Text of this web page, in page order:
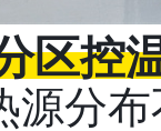
区控
源分